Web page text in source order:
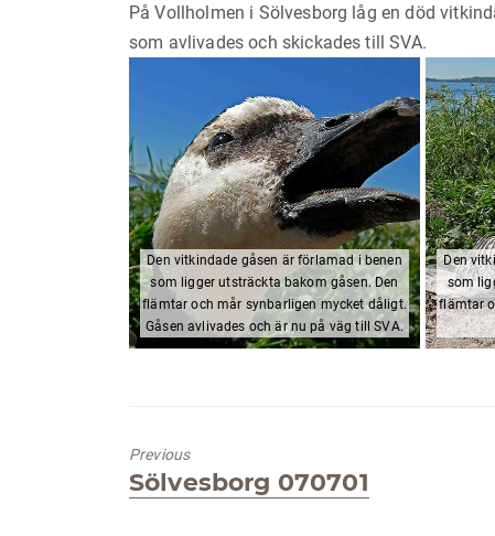
På Vollholmen i Sölvesborg låg en död
som avlivades och skickades till SVA.
Den vitkindade gåsen är förlamad i benen
som ligger utsträckta bakom gåsen. Den
flämtar och mår synbarligen mycket dåligt.
Gåsen avlivades och är nu på väg till SVA.
Den
som
flämtar
Previous
Previous
post:
Sölvesborg 070701